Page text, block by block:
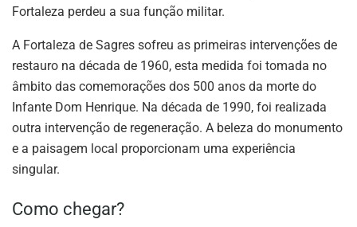
Fortaleza perdeu a sua função militar.
A Fortaleza de Sagres sofreu as primeiras intervenções de
restauro na década de 1960, esta medida foi tomada no
âmbito das comemorações dos 500 anos da morte do
Infante Dom Henrique. Na década de 1990, foi realizada
outra intervenção de regeneração. A beleza do monumento
e a paisagem local proporcionam uma experiência
singular.
Como chegar?